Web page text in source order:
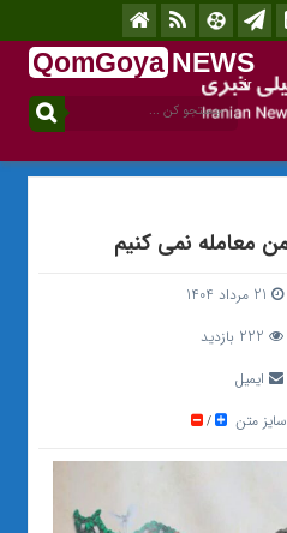
QomGoya NEWS
.ir
معامله نمی کنیم
ایمیل
سایز متن /